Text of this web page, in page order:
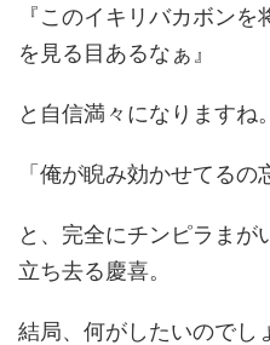
『このイキリバカボン
を見る目あるなぁ』
と自信満々になりますね。
「俺が睨み効かせてるの
と、完全にチンピラまが
立ち去る慶喜。
結局、何がしたいのでし